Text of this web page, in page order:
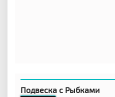
Подвеска с Рыбками